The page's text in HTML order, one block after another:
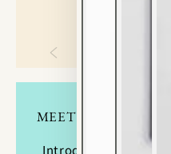
MEET OUR NEW BAE!
Introducing our latest